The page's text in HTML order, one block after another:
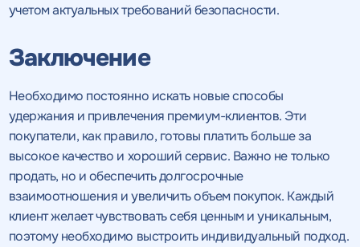
учетом актуальных требований безопасности.
Заключение
Необходимо постоянно искать новые способы
удержания и привлечения премиум-клиентов. Эти
покупатели, как правило, готовы платить больше за
высокое качество и хороший сервис. Важно не только
продать, но и обеспечить долгосрочные
взаимоотношения и увеличить объем покупок. Каждый
клиент желает чувствовать себя ценным и уникальным,
поэтому необходимо выстроить индивидуальный подход.